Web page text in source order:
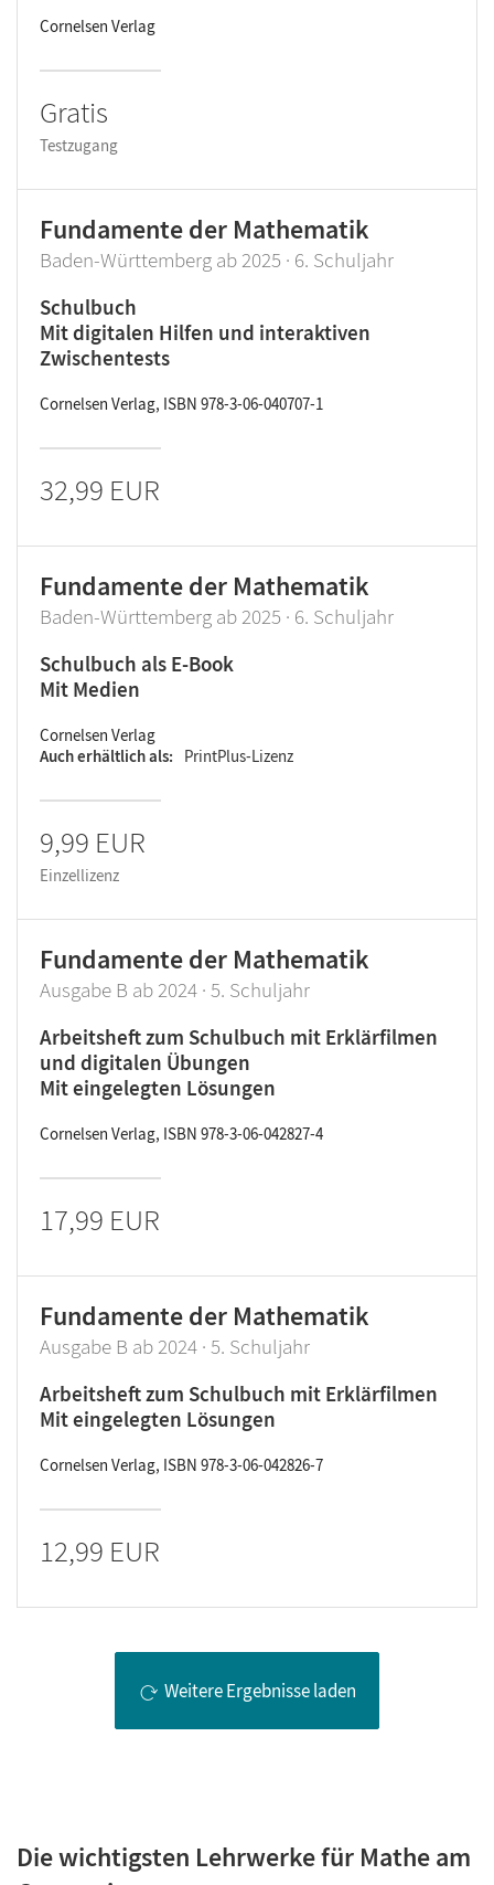
Cornelsen Verlag
Gratis
Testzugang
Fundamente der Mathematik
Baden-Württemberg ab 2025 · 6. Schuljahr
Schulbuch
Mit digitalen Hilfen und interaktiven
Zwischentests
Cornelsen Verlag, ISBN 978-3-06-040707-1
32,99 EUR
Fundamente der Mathematik
Baden-Württemberg ab 2025 · 6. Schuljahr
Schulbuch als E-Book
Mit Medien
Cornelsen Verlag
Auch erhältlich als
PrintPlus-Lizenz
9,99 EUR
Einzellizenz
Fundamente der Mathematik
Ausgabe B ab 2024 · 5. Schuljahr
Arbeitsheft zum Schulbuch mit Erklärfilmen
und digitalen Übungen
Mit eingelegten Lösungen
Cornelsen Verlag, ISBN 978-3-06-042827-4
17,99 EUR
Fundamente der Mathematik
Ausgabe B ab 2024 · 5. Schuljahr
Arbeitsheft zum Schulbuch mit Erklärfilmen
Mit eingelegten Lösungen
Cornelsen Verlag, ISBN 978-3-06-042826-7
12,99 EUR
Weitere Ergebnisse laden
Die wichtigsten Lehrwerke für Mathe am